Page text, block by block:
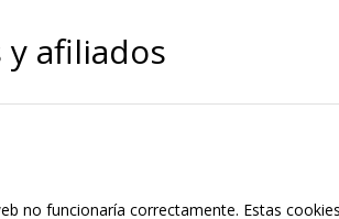
afiliados
no funcionaría correctamente. Estas